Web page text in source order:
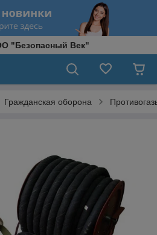
"Безопасный Век"
Гражданская оборона